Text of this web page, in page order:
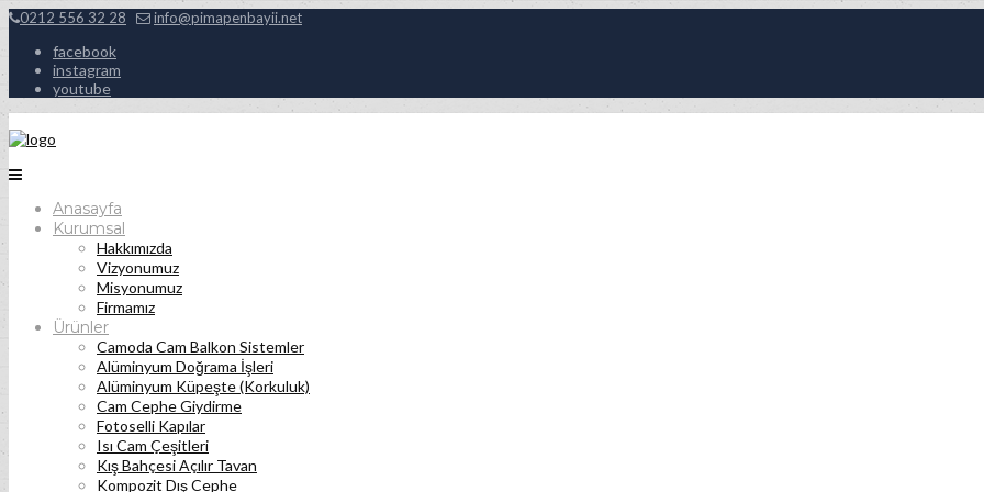
0212 556 32 28 info@pimapenbayii.net
facebook
instagram
youtube
Anasayfa
Kurumsal
Hakkımızda
Vizyonumuz
Misyonumuz
Firmamız
Ürünler
Camoda Cam Balkon Sistemler
Alüminyum Doğrama İşleri
Alüminyum Küpeşte (Korkuluk)
Cam Cephe Giydirme
Fotoselli Kapılar
Isı Cam Çeşitleri
Kış Bahçesi Açılır Tavan
Kompozit Dış Cephe